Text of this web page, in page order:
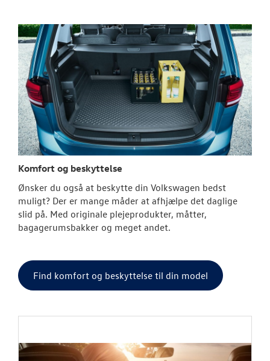
Komfort og beskyttelse
Ønsker du også at beskytte din Volkswagen bedst
muligt? Der er mange måder at afhjælpe det daglige
slid på. Med originale plejeprodukter, måtter,
bagagerumsbakker og meget andet.
Find komfort og beskyttelse til din model